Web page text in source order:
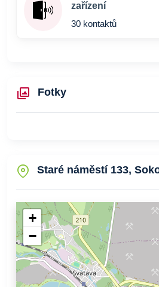
zařízení
30 kontaktů
Fotky
Staré náměstí 133,
+
−